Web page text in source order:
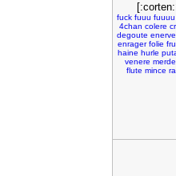
fuck fuuu fuuuu
4chan colere
degoute enerve
enrager folie
haine hurle
venere merde
flute mince